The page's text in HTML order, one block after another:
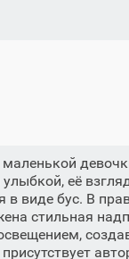
её
в виде бус. В
стильная